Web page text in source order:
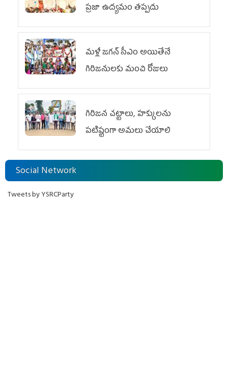
ప్రజా ఉద్యమం తప్పదు
మళ్లీ జగన్ సీఎం అయితేనే
గిరిజనులకు మంచి రోజులు
గిరిజన చట్టాలు, హక్కులను
పటిష్టంగా అమలు చేయాలి
Social Network
Tweets by YSRCParty